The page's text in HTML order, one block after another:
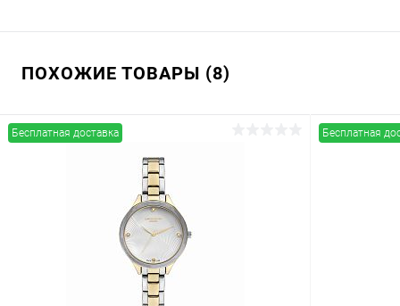
ПОХОЖИЕ ТОВАРЫ (8)
Бесплатная доставка Бесплатная